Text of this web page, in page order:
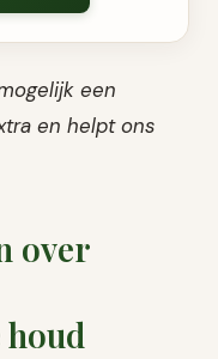
een
en helpt ons
over